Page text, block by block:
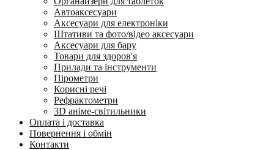
Автоаксесуари
Аксесуари для електроніки
Штативи та фото/відео аксесуари
Аксесуари для бару
Товари для здоров'я
Прилади та інструменти
Пірометри
Корисні речі
Рефрактометри
3D аніме-світильники
Оплата і доставка
Повернення і обмін
Контакти